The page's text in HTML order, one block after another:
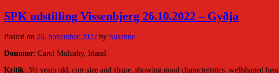
SPK udstilling Vissenbjerg 26.10.2022 – Gyðja
Posted on 26. november 2022 by Susanne
Dommer: Carol Mulcahy, Irland
Kritik: 3½ years old, corr size and shape, showing good characteristics, wellshaped